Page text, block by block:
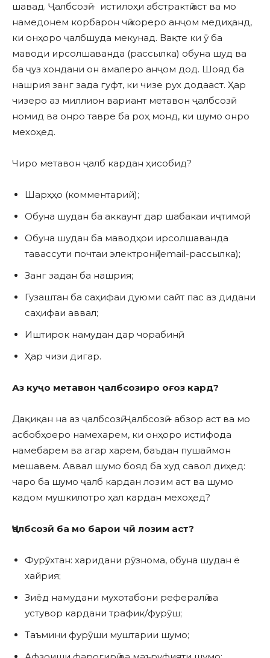
шавад. Ҷалбсозӣ – истилоҳи абстрактӣ аст ва мо
намедонем корбарон чӣ кореро анҷом медиҳанд,
ки онҳоро ҷалбшуда мекунад. Вақте ки ӯ ба
маводи ирсолшаванда (рассылка) обуна шуд ва
ба ҷуз хондани он амалеро анҷом дод. Шояд ба
нашрия занг зада гуфт, ки чизе рух додааст. Ҳар
чизеро аз миллион вариант метавон ҷалбсозӣ
номид ва онро тавре ба роҳ монд, ки шумо онро
мехоҳед.
Чиро метавон ҷалб кардан ҳисобид?
Шарҳҳо (комментарий);
Обуна шудан ба аккаунт дар шабакаи иҷтимоӣ;
Обуна шудан ба маводҳои ирсолшаванда
тавассути почтаи электронӣ (email-рассылка);
Занг задан ба нашрия;
Гузаштан ба саҳифаи дуюми сайт пас аз дидани
саҳифаи аввал;
Иштирок намудан дар чорабинӣ;
Ҳар чизи дигар.
Аз куҷо метавон ҷалбсозиро оғоз кард?
Дақиқан на аз ҷалбсозӣ. Ҷалбсозӣ – абзор аст ва мо
асбобҳоеро намехарем, ки онҳоро истифода
намебарем ва агар харем, баъдан пушаймон
мешавем. Аввал шумо бояд ба худ савол диҳед:
чаро ба шумо ҷалб кардан лозим аст ва шумо
кадом мушкилотро ҳал кардан мехоҳед?
Ҷалбсозӣ ба мо барои чӣ лозим аст?
Фурӯхтан: харидани рӯзнома, обуна шудан ё
хайрия;
Зиёд намудани мухотабони рефералӣ ва
устувор кардани трафик/фурӯш;
Таъмини фурӯши муштарии шумо;